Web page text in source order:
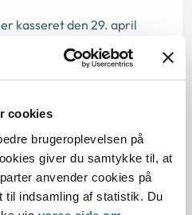
cookies
brugeroplevelsen på
giver du samtykke til, at
anvender cookies på
til indsamling af statistik. Du
kasseret den 29. april
har vejledningsværdi.
25a